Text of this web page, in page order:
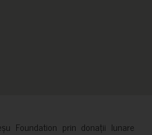
Foundation prin donații lunare